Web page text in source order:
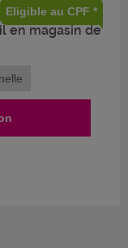
en magasin de
Eligible au CPF *